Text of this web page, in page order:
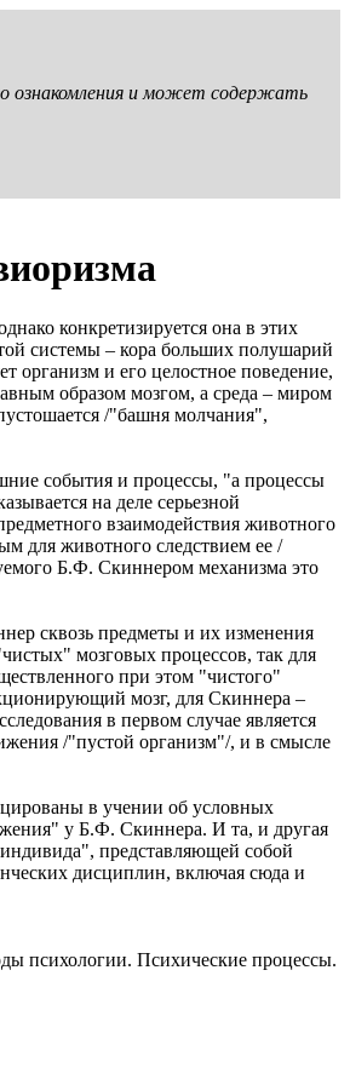
ознакомления и может содержать
конкретизируется она в этих
системы – кора больших полушарий
организм и его целостное поведение,
образом мозгом, а среда – миром
/"башня молчания",
события и процессы, "а процессы
на деле серьезной
взаимодействия животного
для животного следствием ее /
Б.Ф. Скиннером механизма это
сквозь предметы и их изменения
мозговых процессов, так для
при этом "чистого"
мозг, для Скиннера –
в первом случае является
/"пустой организм"/, и в смысле
в учении об условных
у Б.Ф. Скиннера. И та, и другая
представляющей собой
дисциплин, включая сюда и
психологии. Психические процессы.